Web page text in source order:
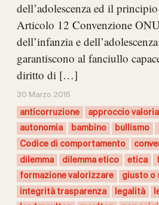
dell’adolescenza ed il
Articolo 12 Convenzione
dell’infanzia e
garantiscono al fanciullo
diritto di […]
30 Marzo 2015
anticorruzione approccio
autonomia
bambino bullismo
Codice di comportamento
dilemma
dilemma etico etica
formazione valorizzare
giusto o
integrità trasparenza
legalità